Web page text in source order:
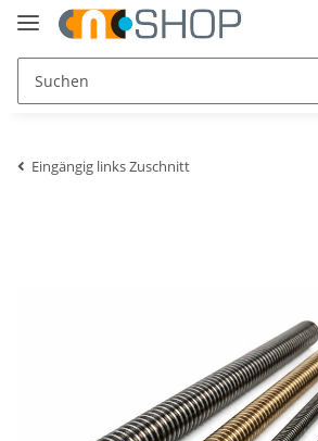
Eingängig links Zuschnitt